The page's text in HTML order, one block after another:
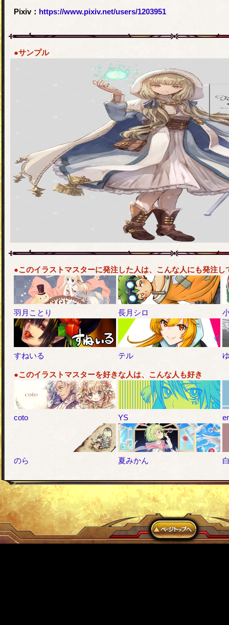
Pixiv： https://www.pixiv.net/users/1203951
●サンプル
●このイラストマスターに発注した人は、こんな人にも発注し
羽月ことり 長月シロ
すねいる テル
●このイラストマスターを好きな人は、こんな人も好き
coto YS
のら 夏みかん